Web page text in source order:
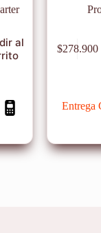
al
$278.900
Entrega